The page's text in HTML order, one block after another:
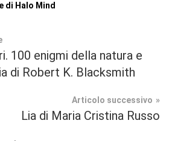
di Halo Mind
100 enigmi della natura e
di Robert K. Blacksmith
Articolo successivo
Lia di Maria Cristina Russo